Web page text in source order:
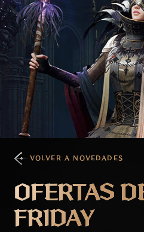
VOLVER A NOVEDADES
OFERTAS
FRIDAY